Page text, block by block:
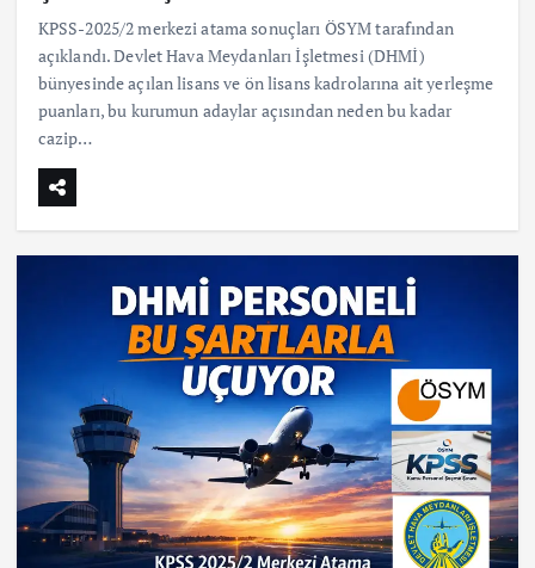
KPSS-2025/2 merkezi atama sonuçları ÖSYM tarafından
açıklandı. Devlet Hava Meydanları İşletmesi (DHMİ)
bünyesinde açılan lisans ve ön lisans kadrolarına ait yerleşme
puanları, bu kurumun adaylar açısından neden bu kadar
cazip…